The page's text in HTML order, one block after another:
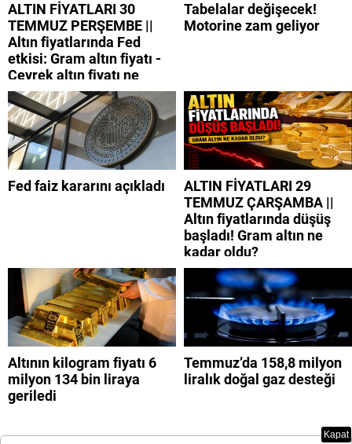
ALTIN FİYATLARI 30
TEMMUZ PERŞEMBE ||
Altın fiyatlarında Fed
etkisi: Gram altın fiyatı -
Çeyrek altın fiyatı ne
kadar?
Tabelalar değişecek!
Motorine zam geliyor
Fed faiz kararını açıkladı
ALTIN FİYATLARI 29
TEMMUZ ÇARŞAMBA ||
Altın fiyatlarında düşüş
başladı! Gram altın ne
kadar oldu?
Altının kilogram fiyatı 6
milyon 134 bin liraya
geriledi
Temmuz’da 158,8 milyon
liralık doğal gaz desteği
Kapat